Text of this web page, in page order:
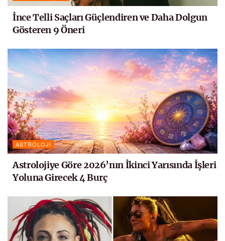
İnce Telli Saçları Güçlendiren ve Daha Dolgun
Gösteren 9 Öneri
ASTROLOJI
Astrolojiye Göre 2026’nın İkinci Yarısında İşleri
Yoluna Girecek 4 Burç